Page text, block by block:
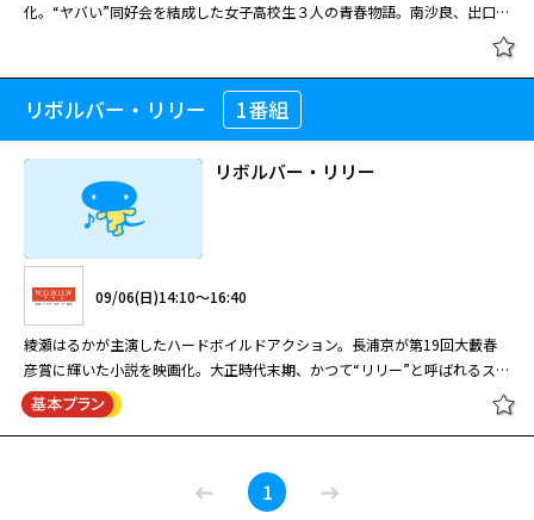
化。“ヤバい”同好会を結成した女子高校生３人の青春物語。南沙良、出口夏
閉塞感を抱えるが希望を捨てていない若者たちの群像を描く青春映画。許さ
れない道を歩み出す若者たちだがフレッシュなキャスト陣が魅力たっぷりに
演じていて引き込まれる。第３８回東京国際映画祭Ｎｉｐｐｏｎ Ｃｉｎｅ
ｍａ Ｎｏｗ部門に公式出品されるなど注目を集めた。ヒップホップトリオ
Ｄｏｓ Ｍｏｎｏｓのフロントマン、荘子ｉｔが担当した音楽も聴きどこ
ろ。監督は新鋭・児山隆。小説「侍女の物語」が登場する導入部からして才
気に満ちた、新世代の日本映画だ。 茨城県。高校生の秀美は学校にも家に
も居場所を見いだせず鬱屈とした日々を送るが、陸上部のエース選手だが家
庭で問題を抱えている映画好きの美流紅という友人ができる。そんな秀美は
地元のラッパー佐藤の家で、ある違法薬物を手に入れたのを機に、薬物を作
るための植物を育てる同好会、“オール・グリーンズ”を級友の真子や美流紅
らと結成。町から出るにはその植物を栽培して一攫千金を狙うしかないと意
気込んだ秀美だが……。
万事快調〈オール・グリーンズ〉
08/31(月)16:40～18:45
化。“ヤバい”同好会を結成した女子高校生３人の青春物語。南沙良、出口夏
希など若手俳優陣が共演。 地方で鬱屈とした日々を送る女子高校生など、
閉塞感を抱えるが希望を捨てていない若者たちの群像を描く青春映画。許さ
れない道を歩み出す若者たちだがフレッシュなキャスト陣が魅力たっぷりに
演じていて引き込まれる。第３８回東京国際映画祭Ｎｉｐｐｏｎ Ｃｉｎｅ
ｍａ Ｎｏｗ部門に公式出品されるなど注目を集めた。ヒップホップトリオ
ろ。監督は新鋭・児山隆。小説「侍女の物語」が登場する導入部からして才
気に満ちた、新世代の日本映画だ。 茨城県。高校生の秀美は学校にも家に
リボルバー・リリー 1番組
リボルバー・リリー
09/06(日)14:10～16:40
綾瀬はるかが主演したハードボイルドアクション。長浦京が第19回大藪春
彦賞に輝いた小説を映画化。大正時代末期、かつて“リリー”と呼ばれるスパ
イだった女性は激闘へ。 関東大震災の翌年の1924年、東京・墨田区。ある
カフェーで女将をしている百合は、かつて任務のためには殺人もいとわない
家が殺された事件で自身の旧知の男性が疑われていると知り、男性の家があ
る秩父へ。その帰途の列車で男性の13歳の息子・慎太と出会い、軍人に襲
リボルバー・リリー
1